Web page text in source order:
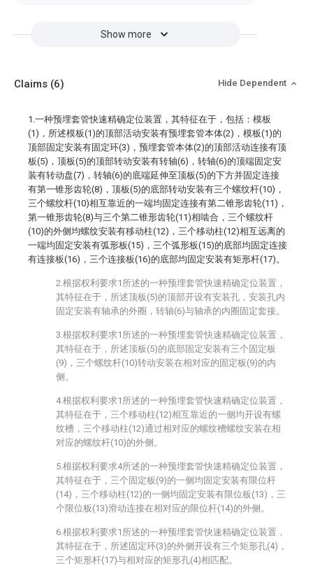
Show more
Claims (6) Hide Dependent
1.一种预埋套管快速精确定位装置，其特征在于，包括：模板
(1)，所述模板(1)的顶部活动安装有预埋套管本体(2)，模板(1)的
顶部固定安装有固定环(3)，预埋套管本体(2)的顶部活动连接有顶
板(5)，顶板(5)的顶部转动安装有转轴(6)，转轴(6)的顶端固定安
装有转动盘(7)，转轴(6)的底端延伸至顶板(5)的下方并固定连接
有第一锥形齿轮(8)，顶板(5)的底部转动安装有三个螺纹杆(10)，
三个螺纹杆(10)相互靠近的一端均固定连接有第二锥形齿轮(11)，
第一锥形齿轮(8)与三个第二锥形齿轮(11)相啮合，三个螺纹杆
(10)的外侧均螺纹安装有移动柱(12)，三个移动柱(12)相互远离的
一端均固定安装有弧形板(15)，三个弧形板(15)的底部均固定连接
有连接板(16)，三个连接板(16)的底部均固定安装有矩形杆(17)。
2.根据权利要求1所述的一种预埋套管快速精确定位装置，
其特征在于，所述顶板(5)的顶部开设有安装孔，安装孔内
固定安装有轴承的外圈，转轴(6)与轴承的内圈固定套接。
3.根据权利要求1所述的一种预埋套管快速精确定位装置，
其特征在于，所述顶板(5)的底部固定安装有三个固定板
(9)，三个螺纹杆(10)转动安装在相对应的固定板(9)的内
侧。
4.根据权利要求1所述的一种预埋套管快速精确定位装置，
其特征在于，三个移动柱(12)相互靠近的一侧均开设有螺
纹槽，三个移动柱(12)通过相对应的螺纹槽螺纹安装在相
对应的螺纹杆(10)的外侧。
5.根据权利要求4所述的一种预埋套管快速精确定位装置，
其特征在于，三个固定板(9)的一侧均固定安装有限位杆
(14)，三个移动柱(12)的一侧均固定安装有限位板(13)，三
个限位板(13)滑动连接在相对应的限位杆(14)的外侧。
6.根据权利要求1所述的一种预埋套管快速精确定位装置，
其特征在于，所述固定环(3)的外侧开设有三个矩形孔(4)，
三个矩形杆(17)与相对应的矩形孔(4)相匹配。